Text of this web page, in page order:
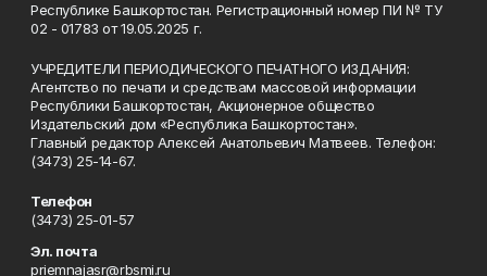
Республике Башкортостан. Регистрационный номер ПИ № ТУ
02 - 01783 от 19.05.2025 г.
УЧРЕДИТЕЛИ ПЕРИОДИЧЕСКОГО ПЕЧАТНОГО ИЗДАНИЯ:
Агентство по печати и средствам массовой информации
Республики Башкортостан, Акционерное общество
Издательский дом «Республика Башкортостан».
Главный редактор Алексей Анатольевич Матвеев. Телефон:
(3473) 25-14-67.
Телефон
(3473) 25-01-57
Эл. почта
priemnajasr@rbsmi.ru